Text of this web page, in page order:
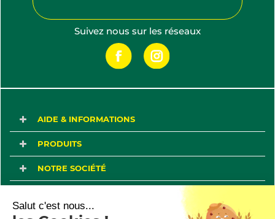
Suivez nous sur les réseaux
AIDE & INFORMATIONS
PRODUITS
NOTRE SOCIÉTÉ
Salut c'est nous...